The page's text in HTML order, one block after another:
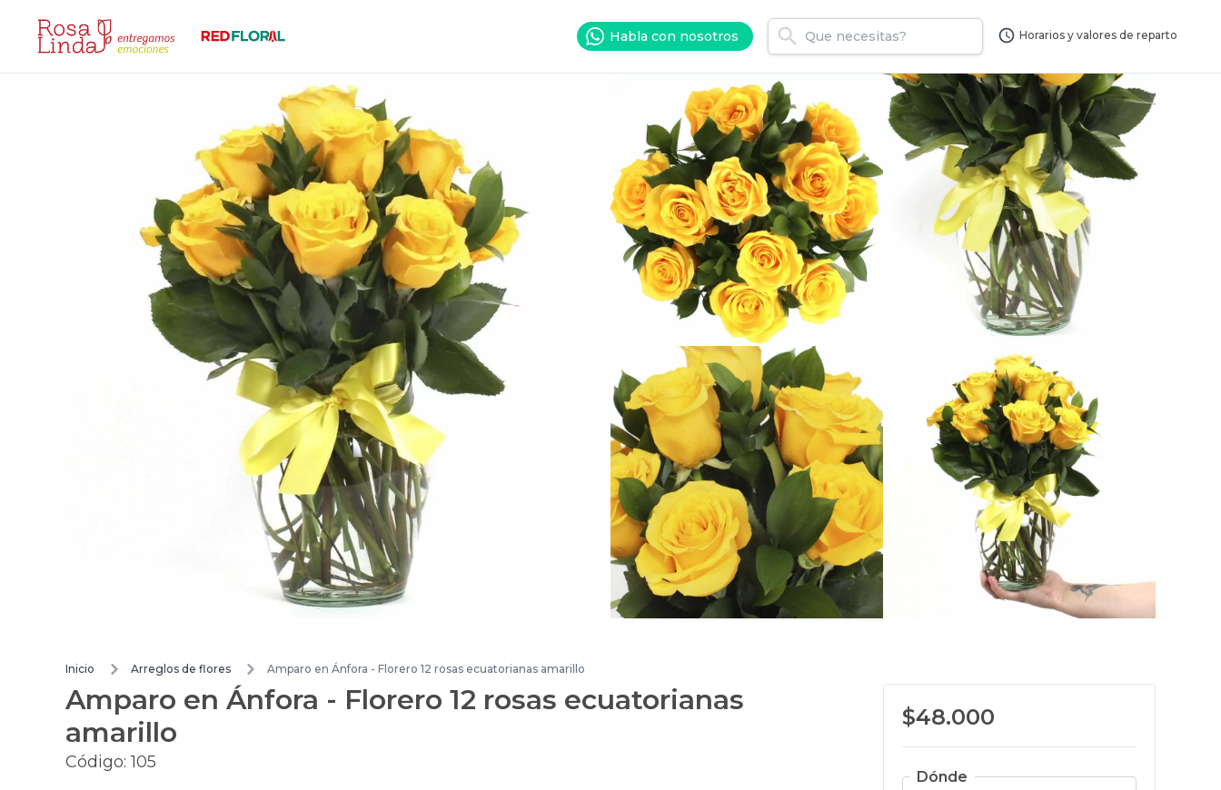
Habla con nosotros Horarios y valores de reparto
Inicio Arreglos de flores Amparo en Ánfora - Florero 12 rosas ecuatorianas amarillo
Amparo en Ánfora - Florero 12 rosas ecuatorianas
amarillo
Código:105
$48.000
Dónde